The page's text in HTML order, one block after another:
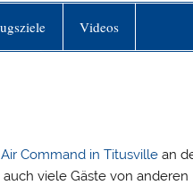
Videos
Command in Titusville an
viele Gäste von anderen